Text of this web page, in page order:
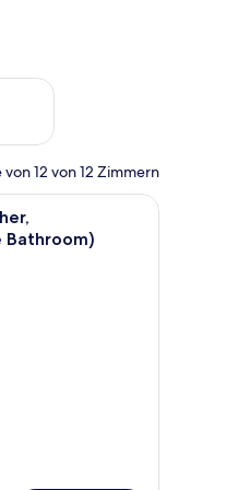
Wochenende, Aug.
12 von 12 Zimmern
und Wandbild.
1 Doppelbett, Nichtraucher,
Bathroom)